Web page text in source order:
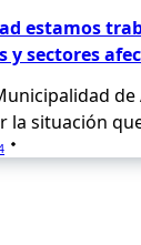
estamos
sectores
de
la situación